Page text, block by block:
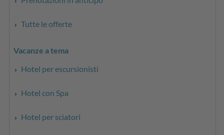
Tutte le offerte
Vacanze a tema
Hotel per escursionisti
Hotel con Spa
Hotel per sciatori